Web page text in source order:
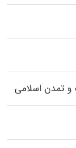
و تمدن اسلامی